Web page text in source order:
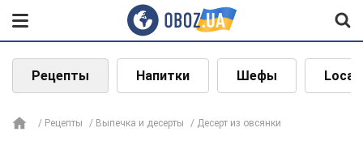
Рецепты Напитки Шефы Local
Рецепты Выпечка и десерты Десерт из овсянки